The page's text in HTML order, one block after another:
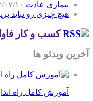
بیماری عادت ۱۴۰۳/
هیچ چیزی رو نباید
کسب و کار فاوا
آخرین ویدئو ها
آموزش کامل راه